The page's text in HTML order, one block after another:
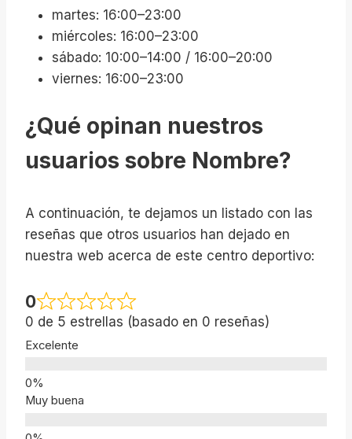
martes: 16:00–23:00
miércoles: 16:00–23:00
sábado: 10:00–14:00 / 16:00–20:00
viernes: 16:00–23:00
¿Qué opinan nuestros
usuarios sobre Nombre?
A continuación, te dejamos un listado con las
reseñas que otros usuarios han dejado en
nuestra web acerca de este centro deportivo:
0
0 de 5 estrellas (basado en 0 reseñas)
Excelente
Muy buena